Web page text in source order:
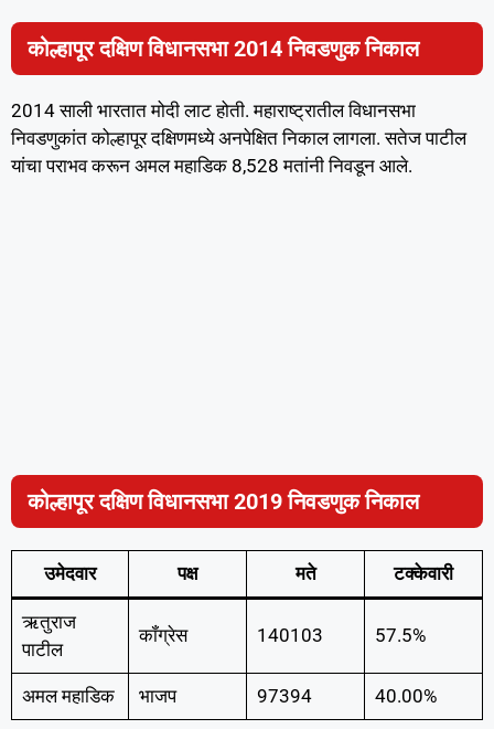
कोल्हापूर दक्षिण विधानसभा 2014 निवडणुक निकाल
2014 साली भारतात मोदी लाट होती. महाराष्ट्रातील विधानसभा
निवडणुकांत कोल्हापूर दक्षिणमध्ये अनपेक्षित निकाल लागला. सतेज पाटील
यांचा पराभव करून अमल महाडिक 8,528 मतांनी निवडून आले.
कोल्हापूर दक्षिण विधानसभा 2019 निवडणुक निकाल
उमेदवार पक्ष मते टक्केवारी
ऋतुराज
पाटील
कॉंग्रेस 140103 57.5%
अमल महाडिक भाजप 97394 40.00%